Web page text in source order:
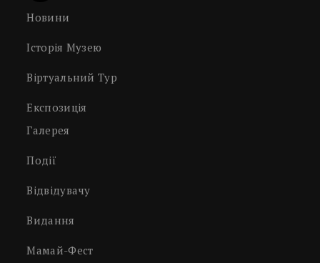
Новини
Історія Музею
Віртуальний Тур
Експозиція
Галерея
Події
Відвідувачу
Видання
Мамай-Фест